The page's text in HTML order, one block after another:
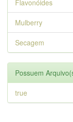
Flavonóides
Mulberry
Secagem
Possuem
true